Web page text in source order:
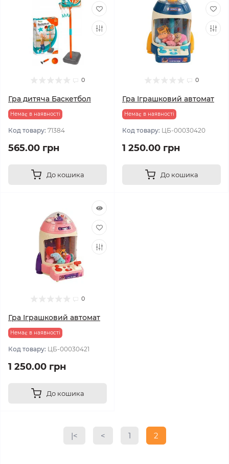
0
Гра дитяча Баскетбол
Немає в наявності
Код товару: 71384
565.00 грн
До кошика
0
Гра Іграшковий автомат
Немає в наявності
Код товару: ЦБ-00030420
1 250.00 грн
До кошика
0
Гра Іграшковий автомат
Немає в наявності
Код товару: ЦБ-00030421
1 250.00 грн
До кошика
|< < 1 2